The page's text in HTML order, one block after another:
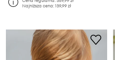
Najniższa cena:139,99 zł